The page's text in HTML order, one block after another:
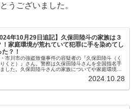
うございました。
年10月29日追記】久保田陸斗の家族は３
！家庭環境が荒れていて犯罪に手を染めてし
た？！
市川市の強盗致傷事件の容疑者の『久保田陸斗（く
くと）』さん。警察は久保田陸斗さんを全国指名手
した。久保田陸斗さんの家族についてや家庭環境に
2024.10.28